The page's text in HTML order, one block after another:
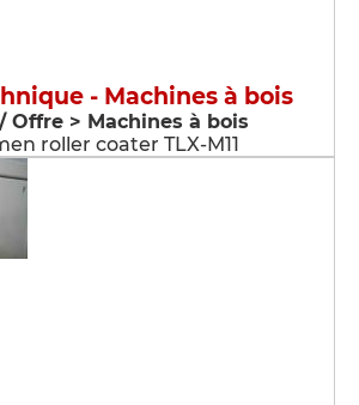
- Machines à bois
Offre > Machines à bois
roller coater TLX-M11